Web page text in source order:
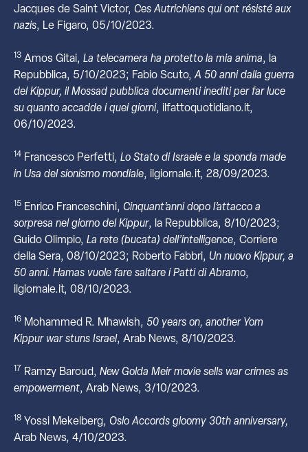
Jacques de Saint Victor, Ces Autrichiens qui ont résisté aux
nazis, Le Figaro, 05/10/2023.
13 Amos Gitai, La telecamera ha protetto la mia anima, la
Repubblica, 5/10/2023; Fabio Scuto,A 50 anni dalla guerra
del Kippur, il Mossad pubblica documenti inediti per far luce
su quanto accadde i quei giorni, ilfattoquotidiano.it,
06/10/2023.
14 Francesco Perfetti, Lo Stato di Israele e la sponda made
in Usa del sionismo mondiale, ilgiornale.it, 28/09/2023.
15 Enrico Franceschini, Cinquant’anni dopo l’attacco a
sorpresa nel giorno del Kippur, la Repubblica, 8/10/2023;
Guido Olimpio, La rete (bucata) dell’intelligence, Corriere
della Sera, 08/10/2023; Roberto Fabbri, Un nuovo Kippur, a
50 anni. Hamas vuole fare saltare i Patti di Abramo,
ilgiornale.it, 08/10/2023.
16 Mohammed R. Mhawish, 50 years on, another Yom
Kippur war stuns Israel, Arab News, 8/10/2023.
17 Ramzy Baroud, New Golda Meir movie sells war crimes as
empowerment, Arab News, 3/10/2023.
18 Yossi Mekelberg, Oslo Accords gloomy 30th anniversary,
Arab News, 4/10/2023.